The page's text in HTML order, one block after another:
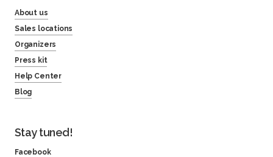
About us
Sales locations
Organizers
Press kit
Help Center
Blog
Stay tuned!
Facebook